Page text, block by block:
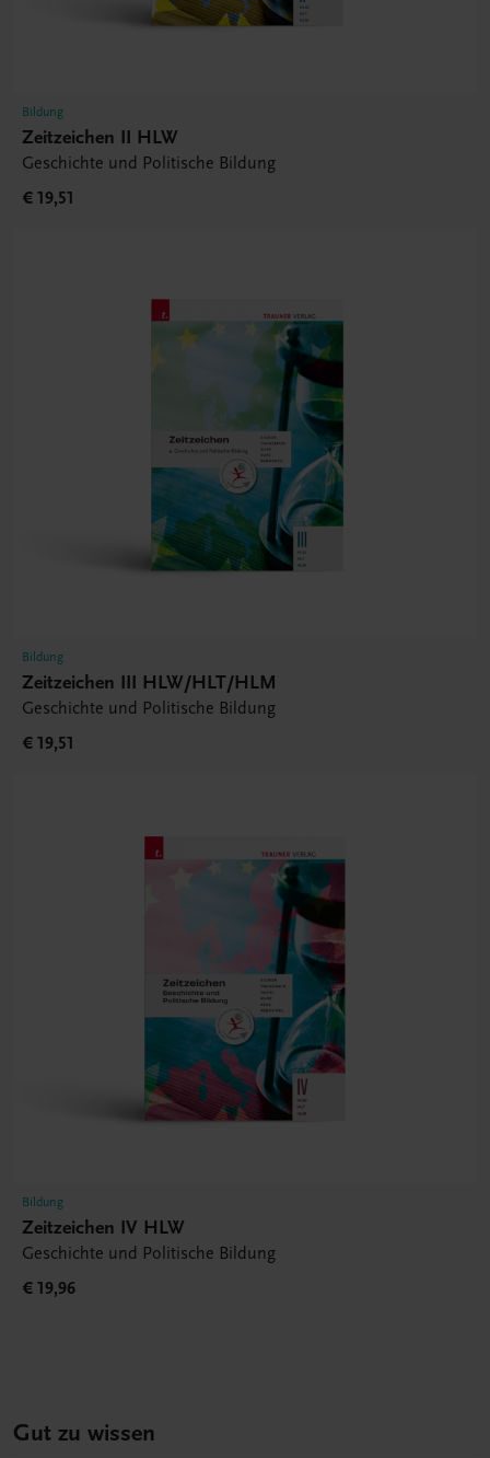
Bildung
Zeitzeichen II HLW
Geschichte und Politische Bildung
€ 19,51
Bildung
Zeitzeichen III HLW/HLT/HLM
Geschichte und Politische Bildung
€ 19,51
Bildung
Zeitzeichen IV HLW
Geschichte und Politische Bildung
€ 19,96
Gut zu wissen